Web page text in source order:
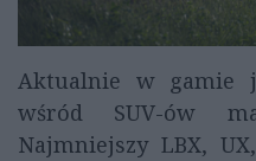
Aktualnie w gamie
wśród SUV-ów
Najmniejszy LBX,